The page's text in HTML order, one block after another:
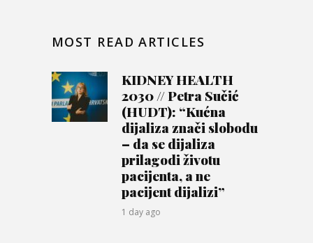
MOST READ ARTICLES
KIDNEY HEALTH
2030 // Petra Sučić
(HUDT): “Kućna
dijaliza znači slobodu
– da se dijaliza
prilagodi životu
pacijenta, a ne
pacijent dijalizi”
1 day ago